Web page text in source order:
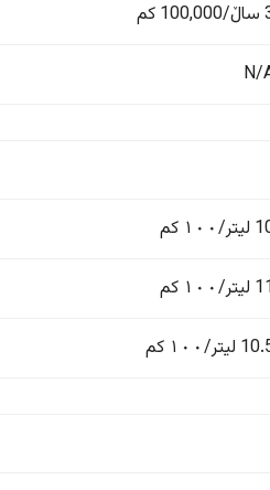
کم
N/
١٠٠ کم
١٠٠ کم
لیتر/١٠٠ کم